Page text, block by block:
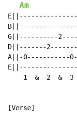
Am
G||----------
D||-------
A||-0-----------
1  &  2  &  3
[Verse]